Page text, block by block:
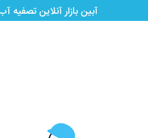
آبین بازار آنلاین